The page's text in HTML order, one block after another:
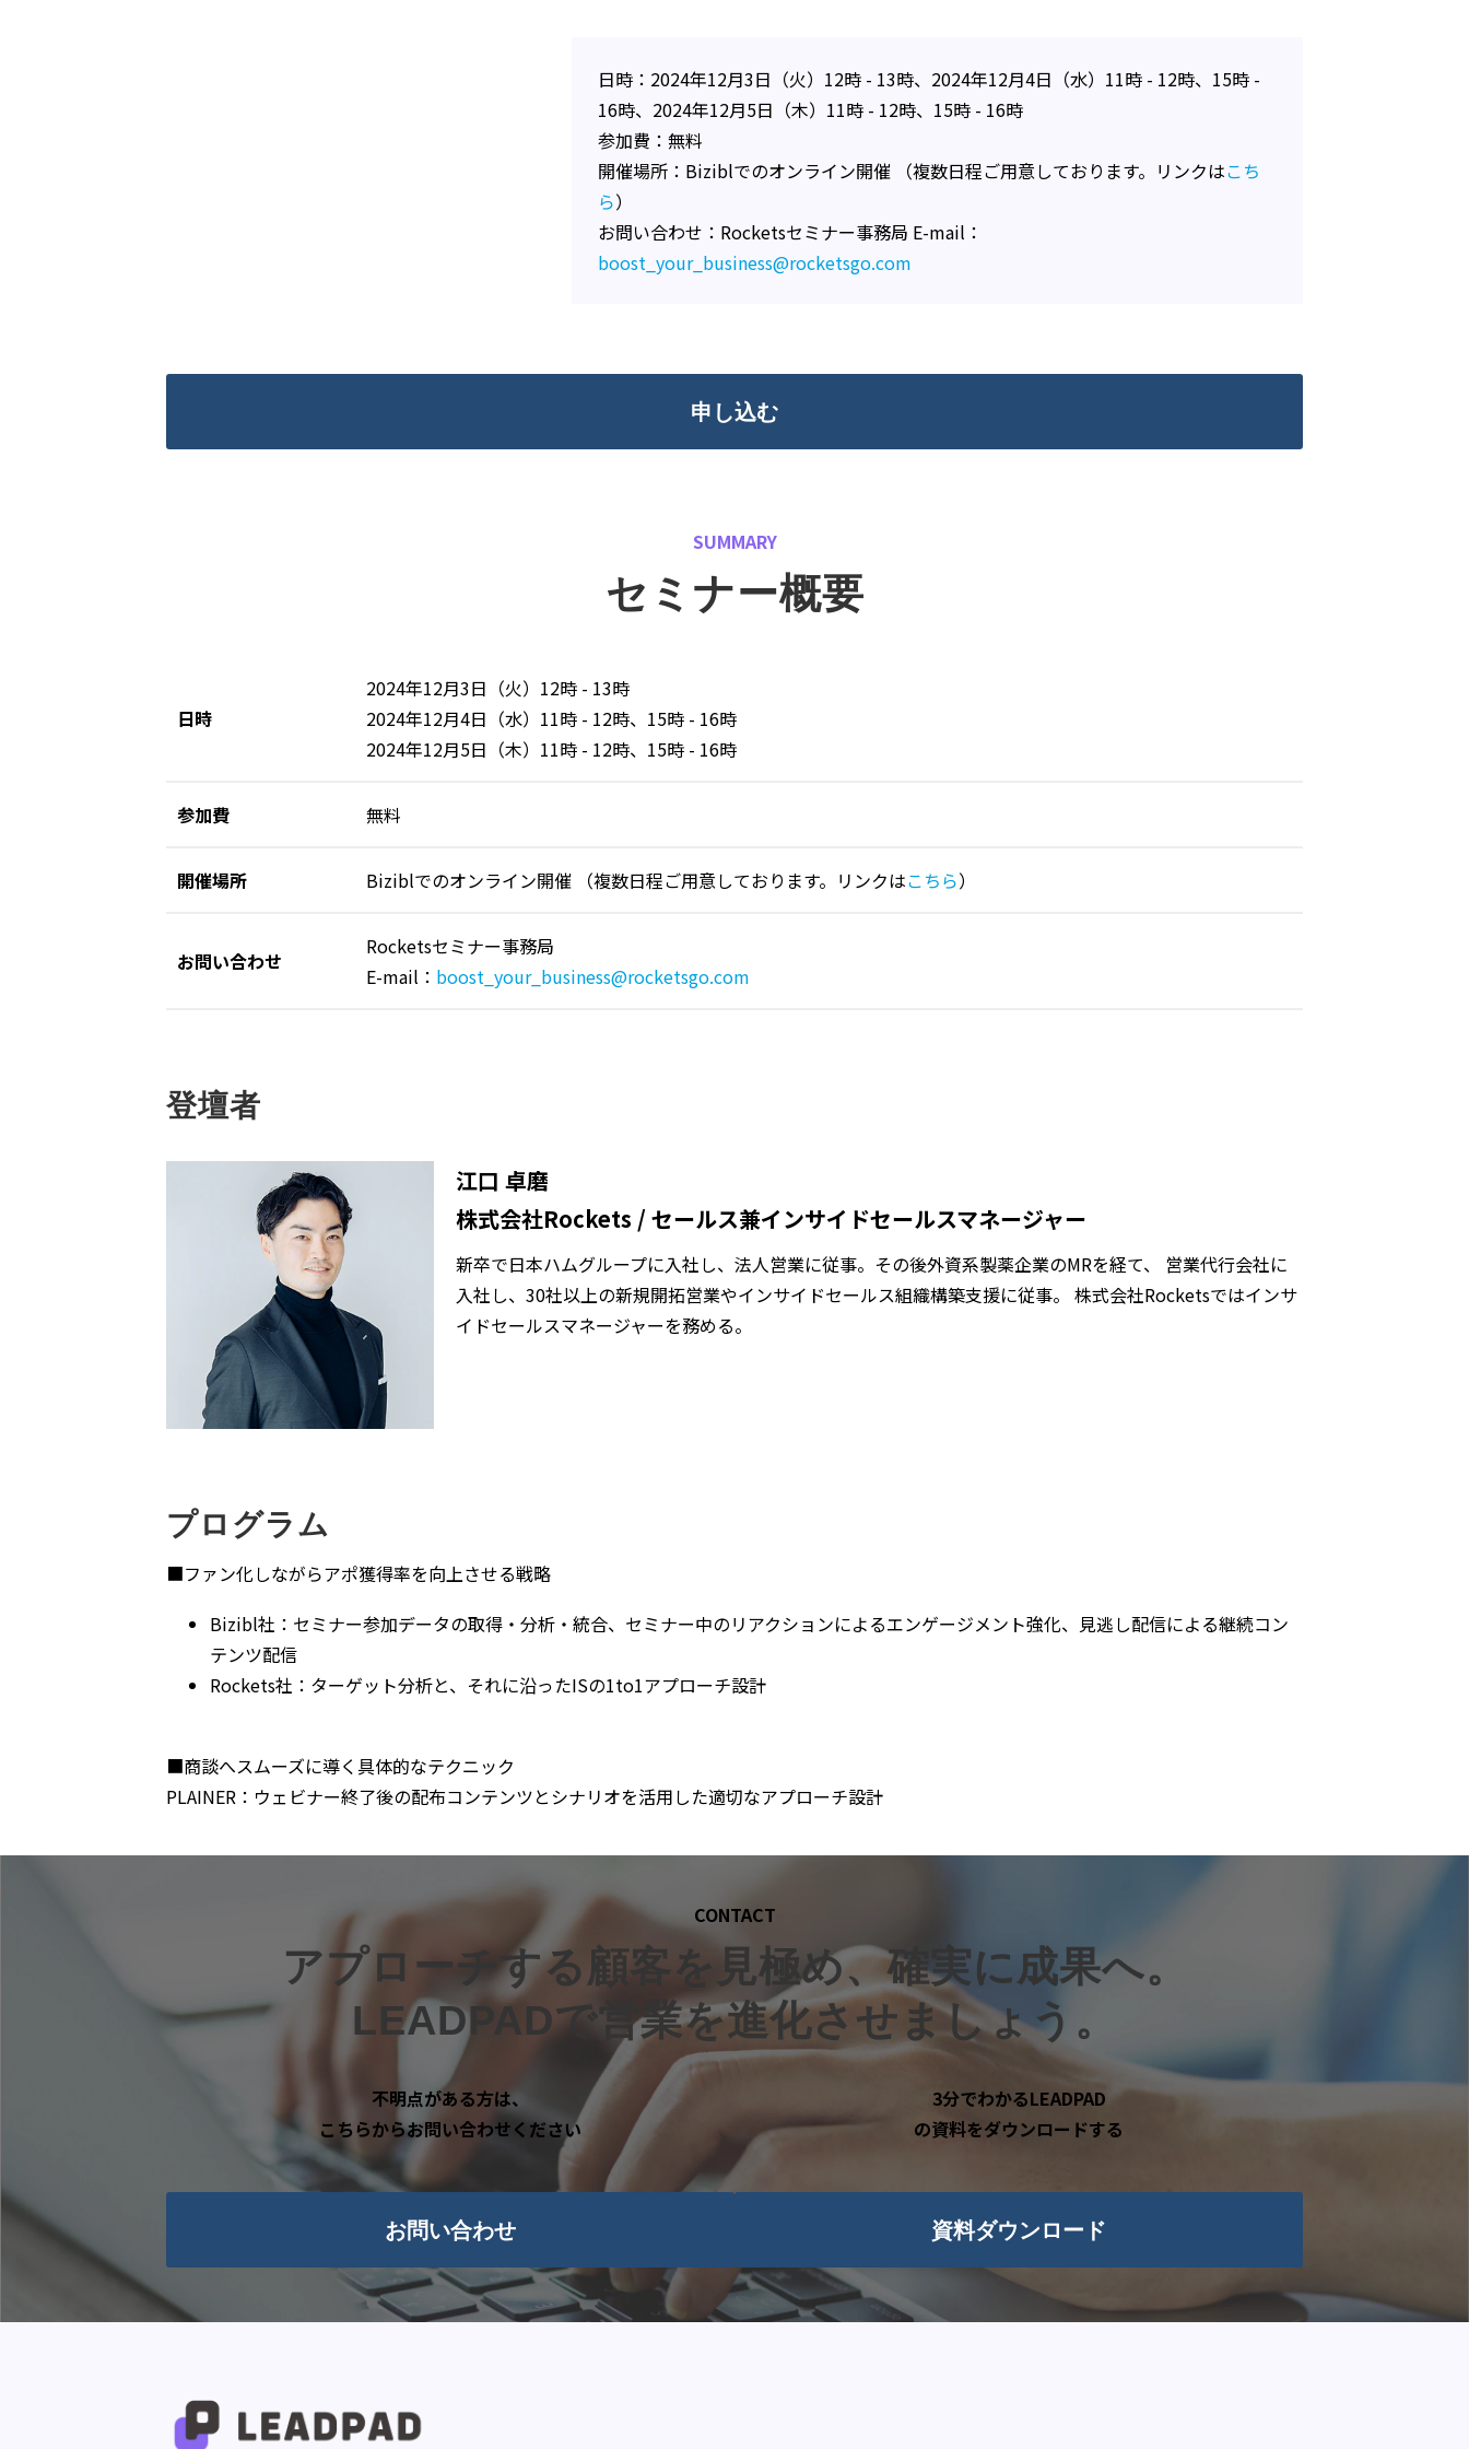
日時：2024年12月3日（火）12時 - 13時、2024年12月4日（水）11時 - 12時、15時 -
16時、2024年12月5日（木）11時 - 12時、15時 - 16時
参加費：無料
開催場所：Biziblでのオンライン開催 （複数日程ご用意しております。リンクはこち
ら）
お問い合わせ：Rocketsセミナー事務局 E-mail：
boost_your_business@rocketsgo.com
申し込む
SUMMARY
セミナー概要
日時
2024年12月3日（火）12時 - 13時
2024年12月4日（水）11時 - 12時、15時 - 16時
2024年12月5日（木）11時 - 12時、15時 - 16時
参加費 無料
開催場所 Biziblでのオンライン開催 （複数日程ご用意しております。リンクはこちら）
お問い合わせ
Rocketsセミナー事務局
E-mail： boost_your_business@rocketsgo.com
登壇者
江口 卓磨
株式会社Rockets / セールス兼インサイドセールスマネージャー
新卒で日本ハムグループに入社し、法人営業に従事。その後外資系製薬企業のMRを経て、 営業代行会社に
入社し、30社以上の新規開拓営業やインサイドセールス組織構築支援に従事。 株式会社Rocketsではインサ
イドセールスマネージャーを務める。
プログラム
■ファン化しながらアポ獲得率を向上させる戦略
Bizibl社：セミナー参加データの取得・分析・統合、セミナー中のリアクションによるエンゲージメント強化、見逃し配信による継続コン
テンツ配信
Rockets社：ターゲット分析と、それに沿ったISの1to1アプローチ設計
■商談へスムーズに導く具体的なテクニック
PLAINER：ウェビナー終了後の配布コンテンツとシナリオを活用した適切なアプローチ設計
CONTACT
アプローチする顧客を見極め、確実に成果へ。
LEADPADで営業を進化させましょう。
不明点がある方は、
こちらからお問い合わせください
お問い合わせ
3分でわかるLEADPAD
の資料をダウンロードする
資料ダウンロード